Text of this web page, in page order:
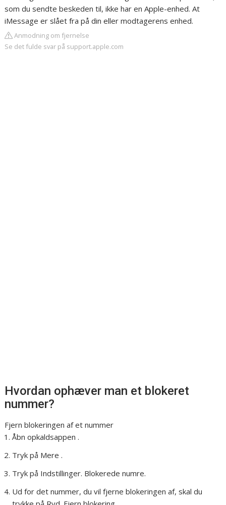
som du sendte beskeden til, ikke har en Apple-enhed. At
iMessage er slået fra på din eller modtagerens enhed.
Anmodning om fjernelse
Se det fulde svar på support.apple.com
Hvordan ophæver man et blokeret
nummer?
Fjern blokeringen af et nummer
Åbn opkaldsappen .
Tryk på Mere .
Tryk på Indstillinger. Blokerede numre.
Ud for det nummer, du vil fjerne blokeringen af, skal du